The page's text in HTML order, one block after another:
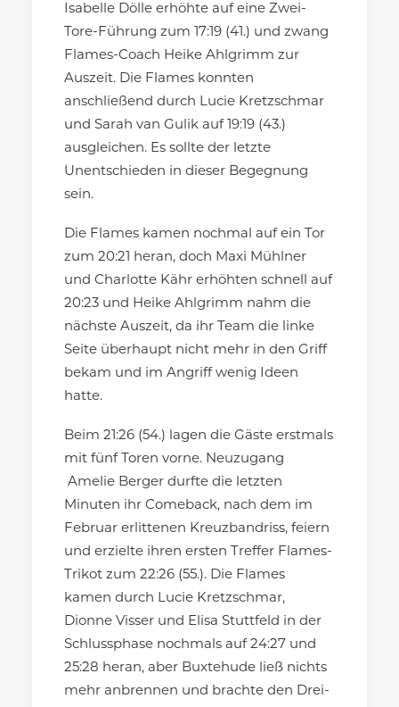
Isabelle Dölle erhöhte auf eine Zwei-
Tore-Führung zum 17:19 (41.) und zwang
Flames-Coach Heike Ahlgrimm zur
Auszeit. Die Flames konnten
anschließend durch Lucie Kretzschmar
und Sarah van Gulik auf 19:19 (43.)
ausgleichen. Es sollte der letzte
Unentschieden in dieser Begegnung
sein.
Die Flames kamen nochmal auf ein Tor
zum 20:21 heran, doch Maxi Mühlner
und Charlotte Kähr erhöhten schnell auf
20:23 und Heike Ahlgrimm nahm die
nächste Auszeit, da ihr Team die linke
Seite überhaupt nicht mehr in den Griff
bekam und im Angriff wenig Ideen
hatte.
Beim 21:26 (54.) lagen die Gäste erstmals
mit fünf Toren vorne. Neuzugang
Amelie Berger durfte die letzten
Minuten ihr Comeback, nach dem im
Februar erlittenen Kreuzbandriss, feiern
und erzielte ihren ersten Treffer Flames-
Trikot zum 22:26 (55.). Die Flames
kamen durch Lucie Kretzschmar,
Dionne Visser und Elisa Stuttfeld in der
Schlussphase nochmals auf 24:27 und
25:28 heran, aber Buxtehude ließ nichts
mehr anbrennen und brachte den Drei-